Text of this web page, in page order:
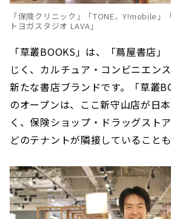
「保険クリニック」「TONE、Y!mobile」
トヨガスタジオ LAVA」
「草叢BOOKS」は、「蔦屋書店
じく、カルチュア・コンビニエン
新たな書店ブランドです。「草叢
のオープンは、ここ新守山店が日
く、保険ショップ・ドラッグスト
どのテナントが隣接していることも